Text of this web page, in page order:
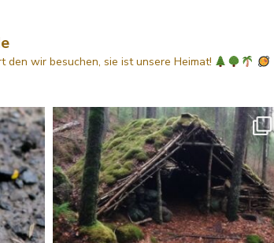
den wir besuchen, sie ist unsere Heimat!